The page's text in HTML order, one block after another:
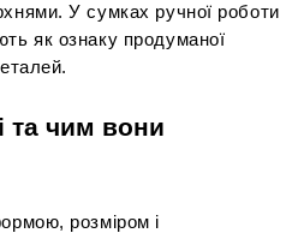
У сумках ручної роботи
як ознаку продуманої
та чим вони
розміром і